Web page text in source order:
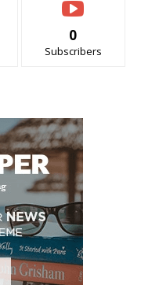
0
Subscribers